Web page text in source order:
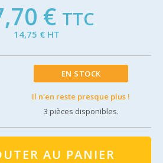
€ TTC
14,75 € HT
EN STOCK
Il n'en reste presque plus !
3 pièces disponibles.
AU PANIER